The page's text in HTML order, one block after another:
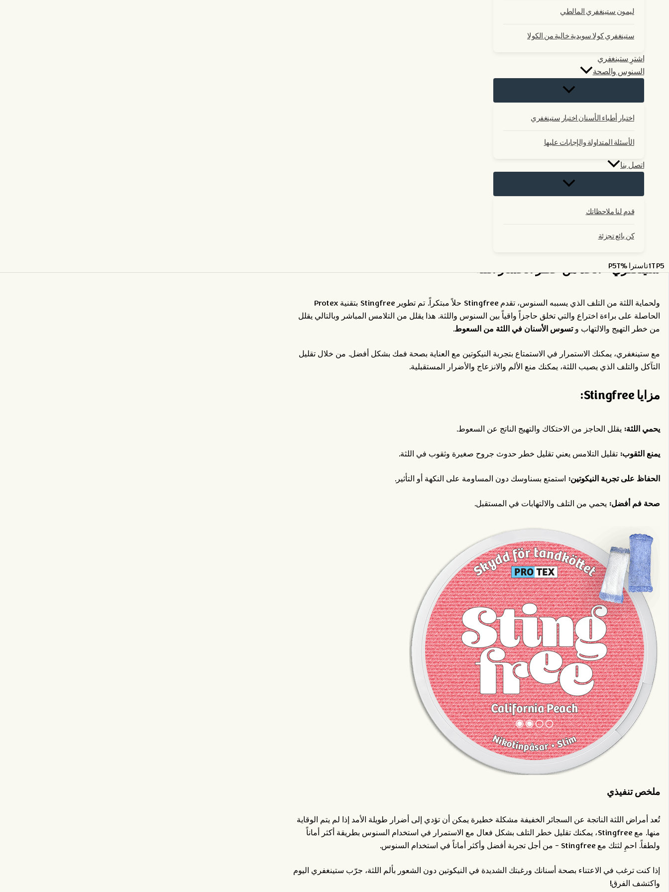
ليمون ستينغفري المالطي
ستينغفري كولا سويدية خالية من الكولا
اشترِ ستينغفري
السنوس والصحة
اختبار أطباء الأسنان اختبار ستينغفري
الأسئلة المتداولة والإجابات عليها
اتصل بنا
قدم لنا ملاحظاتك
كن بائع تجزئة
1TP5تاسترا %P5T
ستينغفري - الحد من خطر انحسار اللثة
ولحماية اللثة من التلف الذي يسببه السنوس، تقدم Stingfree حلاً مبتكراً. تم تطوير Stingfree بتقنية Protex
الحاصلة على براءة اختراع والتي تخلق حاجزاً واقياً بين السنوس واللثة. هذا يقلل من التلامس المباشر وبالتالي يقلل
من خطر التهيج والالتهاب وتسوس الأسنان في اللثة من السعوط.
مع ستينغفري، يمكنك الاستمرار في الاستمتاع بتجربة النيكوتين مع العناية بصحة فمك بشكل أفضل. من خلال تقليل
التآكل والتلف الذي يصيب اللثة، يمكنك منع الألم والانزعاج والأضرار المستقبلية.
مزايا Stingfree:
يحمي اللثة: يقلل الحاجز من الاحتكاك والتهيج الناتج عن السعوط.
يمنع الثقوب: تقليل التلامس يعني تقليل خطر حدوث جروح صغيرة وثقوب في اللثة.
الحفاظ على تجربة النيكوتين: استمتع بسناوسك دون المساومة على النكهة أو التأثير.
صحة فم أفضل: يحمي من التلف والالتهابات في المستقبل.
ملخص تنفيذي
تُعد أمراض اللثة الناتجة عن السجائر الخفيفة مشكلة خطيرة يمكن أن تؤدي إلى أضرار طويلة الأمد إذا لم يتم الوقاية
منها. مع Stingfree، يمكنك تقليل خطر التلف بشكل فعال مع الاستمرار في استخدام السنوس بطريقة أكثر أماناً
ولطفاً. احمِ لثتك مع Stingfree - من أجل تجربة أفضل وأكثر أماناً في استخدام السنوس.
إذا كنت ترغب في الاعتناء بصحة أسنانك ورغبتك الشديدة في النيكوتين دون الشعور بألم اللثة، جرّب ستينغفري اليوم
واكتشف الفرق!